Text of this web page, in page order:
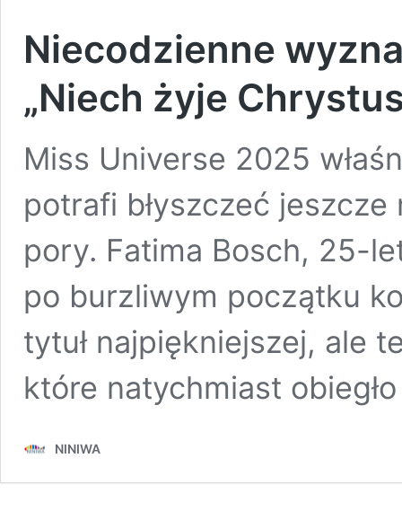
Niecodzienne
„Niech żyje
Miss Universe 2025
potrafi błyszczeć
pory. Fatima Bosch, 25-
po burzliwym początku
tytuł najpiękniejszej, ale
które natychmiast
NINIWA